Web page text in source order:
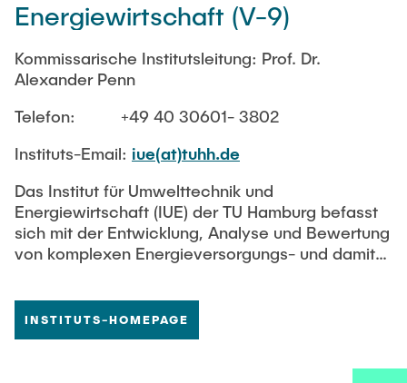
Biomasseabbau und überkritische CO2-
Extraktion. Darüber hinaus entwickeln wir
molekulare Methoden für den Entwurf und die
Optimierung von Trennverfahren auf der
die Life Scince Anwendungen.
Energiewirtschaft (V-9)
Kommissarische Institutsleitung: Prof. Dr.
Alexander Penn
Telefon: +49 40 30601- 3802
Instituts-Email: iue(at)tuhh.de
Das Institut für Umwelttechnik und
Energiewirtschaft (IUE) der TU Hamburg befasst
sich mit der Entwicklung, Analyse und Bewertung
von komplexen Energieversorgungs- und damit
Möglichkeiten, der notwendigen ökonomischen
Anforderungen und der geforderten ökologischen
INSTITUTS-HOMEPAGE